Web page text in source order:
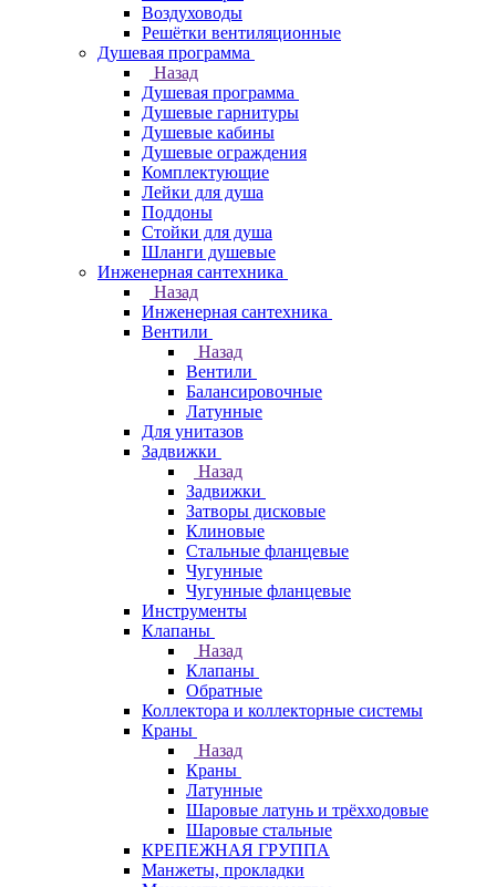
Воздуховоды
Решётки вентиляционные
Душевая программа
Назад
Душевая программа
Душевые гарнитуры
Душевые кабины
Душевые ограждения
Комплектующие
Лейки для душа
Поддоны
Стойки для душа
Шланги душевые
Инженерная сантехника
Назад
Инженерная сантехника
Вентили
Назад
Вентили
Балансировочные
Латунные
Для унитазов
Задвижки
Назад
Задвижки
Затворы дисковые
Клиновые
Стальные фланцевые
Чугунные
Чугунные фланцевые
Инструменты
Клапаны
Назад
Клапаны
Обратные
Коллектора и коллекторные системы
Краны
Назад
Краны
Латунные
Шаровые латунь и трёхходовые
Шаровые стальные
КРЕПЕЖНАЯ ГРУППА
Манжеты, прокладки